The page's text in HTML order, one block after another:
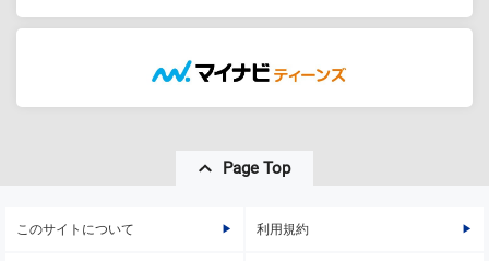
Page Top
このサイトについて 利用規約